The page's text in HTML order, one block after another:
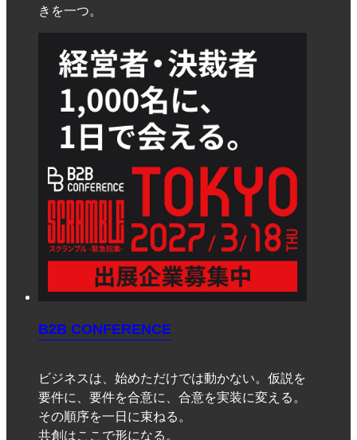
きを一つ。
B2B CONFERENCE
ビジネスは、始めただけでは動かない。仮説を
要件に、要件を合意に、合意を実装に変える。
その順序を一日に束ねる。
共創はここで形になる。